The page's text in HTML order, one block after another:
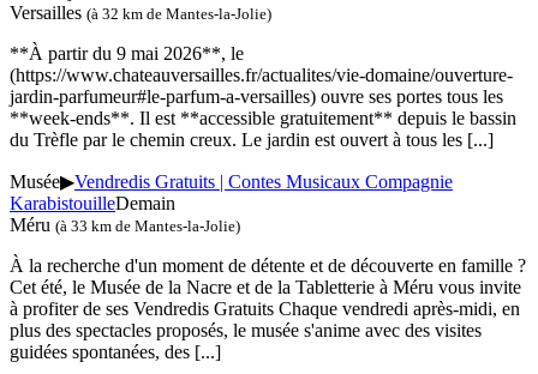
Versailles (à 32 km de Mantes-la-Jolie)
**À partir du 9 mai 2026**, le
(https://www.chateauversailles.fr/actualites/vie-domaine/ouverture-
jardin-parfumeur#le-parfum-a-versailles) ouvre ses portes tous les
**week-ends**. Il est **accessible gratuitement** depuis le bassin
du Trèfle par le chemin creux. Le jardin est ouvert à tous les [...]
Musée▶Vendredis Gratuits | Contes Musicaux Compagnie
KarabistouilleDemain
Méru (à 33 km de Mantes-la-Jolie)
À la recherche d'un moment de détente et de découverte en famille ?
Cet été, le Musée de la Nacre et de la Tabletterie à Méru vous invite
à profiter de ses Vendredis Gratuits Chaque vendredi après-midi, en
plus des spectacles proposés, le musée s'anime avec des visites
guidées spontanées, des [...]